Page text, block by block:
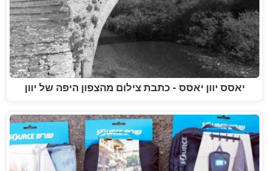
יאסס יוון יאסס - כתבת צילום מהצפון היפה של יוון